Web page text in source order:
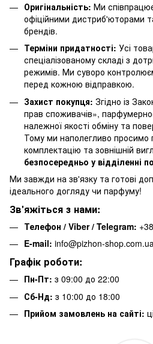
Оригінальність: Ми
офіційними дистриб'юторами
брендів.
Терміни придатності: Усі
спеціалізованому складі з
режимів. Ми суворо
перед кожною відправкою.
Захист покупця: Згідно із
прав споживачів»,
належної якості обміну та
Тому ми наполегливо просимо
комплектацію та зовнішній
безпосередньо у відділенні
Ми завжди на зв'язку та готові
ідеального догляду чи парфуму!
Зв'яжіться з нами:
Телефон / Viber / Telegram:
E-mail: info@pizhon-
Графік роботи:
Пн-Пт: з 09:00 до 22:00
Сб-Нд: з 10:00 до 18:00
Прийом замовлень на сайті: